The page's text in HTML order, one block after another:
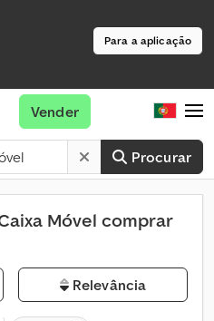
Para a aplicação
Procurar
Vender
Móvel comprar
Relevância